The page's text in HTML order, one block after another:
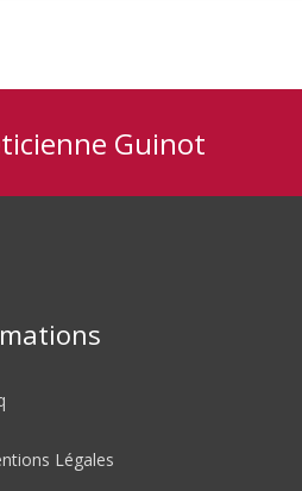
Guinot
Légales